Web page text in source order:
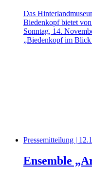
Das
Biedenkopf bietet
Sonntag, 14.
„Biedenkopf im Blick
Pressemitteilung |
Ensemble